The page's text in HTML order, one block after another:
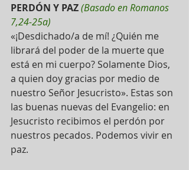
PERDÓN Y PAZ (Basado en Romanos
7,24-25a)
«¡Desdichado/a de mí! ¿Quién me
librará del poder de la muerte que
está en mi cuerpo? Solamente Dios,
a quien doy gracias por medio de
nuestro Señor Jesucristo». Estas son
las buenas nuevas del Evangelio: en
Jesucristo recibimos el perdón por
nuestros pecados. Podemos vivir en
paz.